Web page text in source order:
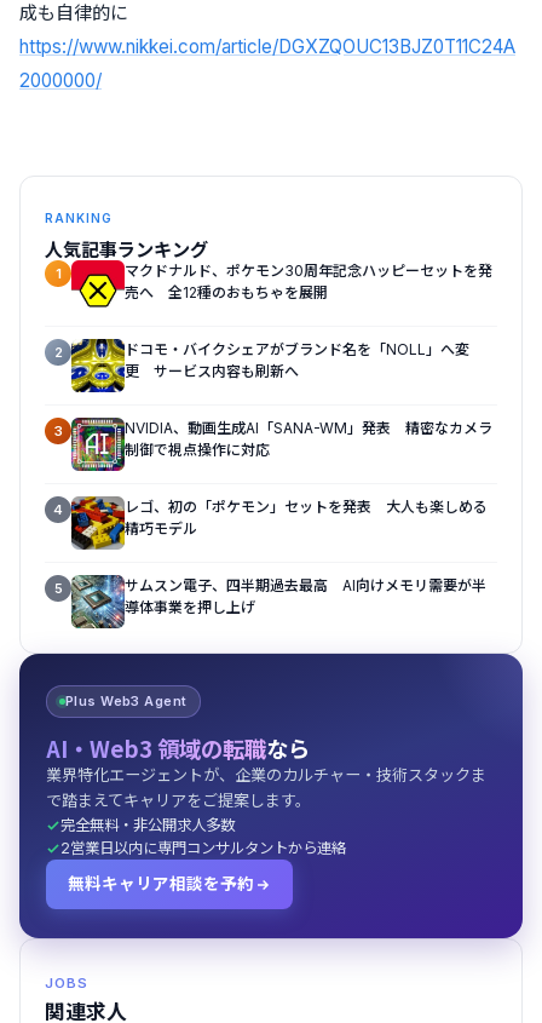
成も自律的に
https://www.nikkei.com/article/DGXZQOUC13BJZ0T11C24A
2000000/
RANKING
人気記事ランキング
1
マクドナルド、ポケモン30周年記念ハッピーセットを発
売へ 全12種のおもちゃを展開
2
ドコモ・バイクシェアがブランド名を「NOLL」へ変
更 サービス内容も刷新へ
3
NVIDIA、動画生成AI「SANA-WM」発表 精密なカメラ
制御で視点操作に対応
4
レゴ、初の「ポケモン」セットを発表 大人も楽しめる
精巧モデル
5
サムスン電子、四半期過去最高 AI向けメモリ需要が半
導体事業を押し上げ
Plus Web3 Agent
AI・Web3 領域の転職なら
業界特化エージェントが、企業のカルチャー・技術スタックま
で踏まえてキャリアをご提案します。
完全無料・非公開求人多数
2営業日以内に専門コンサルタントから連絡
無料キャリア相談を予約
JOBS
関連求人